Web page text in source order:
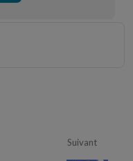
Suivant